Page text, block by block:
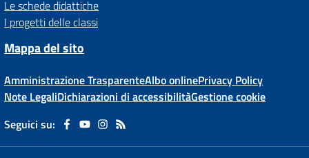
Le schede didattiche
I progetti delle classi
Mappa del sito
Amministrazione TrasparenteAlbo onlinePrivacy Policy
Note LegaliDichiarazioni di accessibilitàGestione cookie
Seguici su: